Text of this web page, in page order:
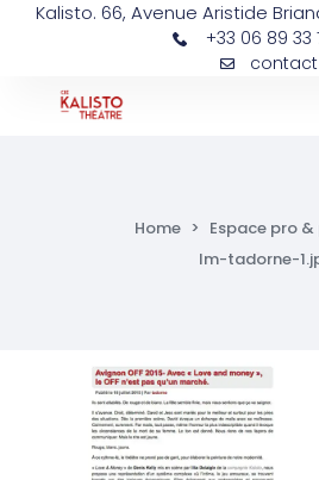
Kalisto. 66, Avenue Aristide
+33 06 89 33
contact
Home > Espace pro &
lm-tadorne-